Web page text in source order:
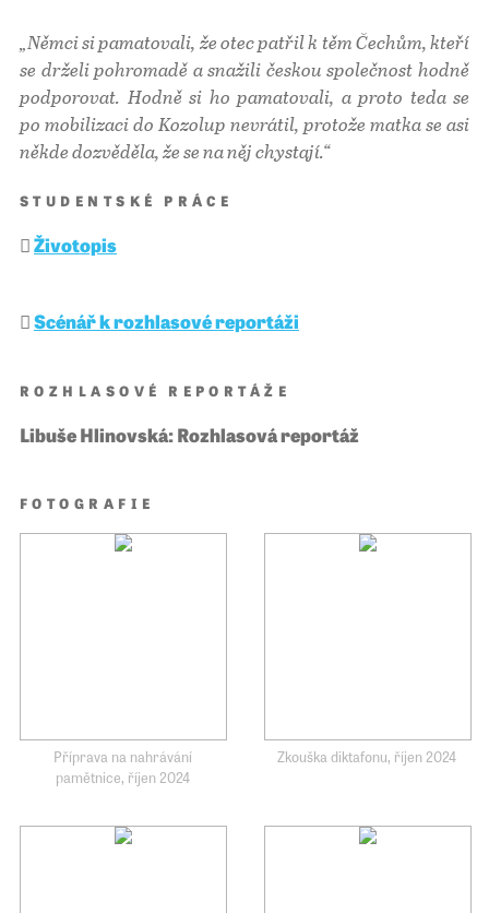
„Němci si pamatovali, že otec patřil k těm Čechům, kteří
se drželi pohromadě a snažili českou společnost hodně
podporovat. Hodně si ho pamatovali, a proto teda se
po mobilizaci do Kozolup nevrátil, protože matka se asi
někde dozvěděla, že se na něj chystají.“
STUDENTSKÉ PRÁCE
Životopis
Scénář k rozhlasové reportáži
ROZHLASOVÉ REPORTÁŽE
Libuše Hlinovská: Rozhlasová reportáž
FOTOGRAFIE
Příprava na nahrávání
pamětnice, říjen 2024
Zkouška diktafonu, říjen 2024